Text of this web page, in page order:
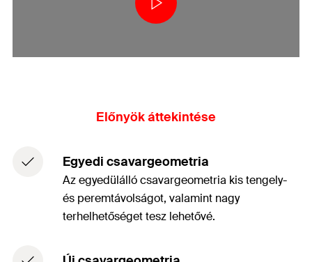
Előnyök áttekintése
Egyedi csavargeometria
Az egyedülálló csavargeometria kis tengely-
és peremtávolságot, valamint nagy
terhelhetőséget tesz lehetővé.